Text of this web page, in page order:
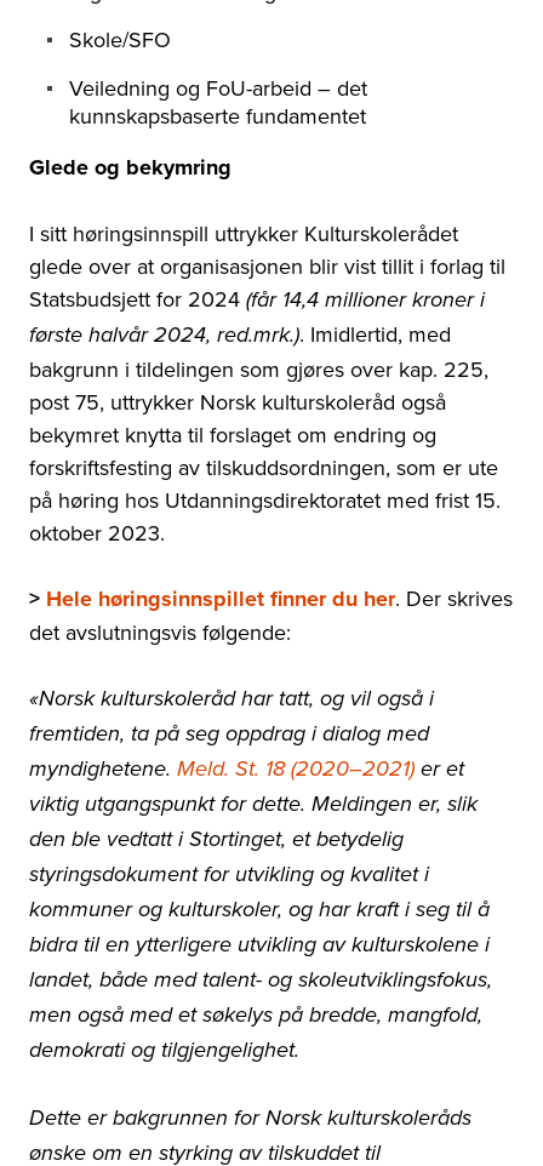
Skole/SFO
Veiledning og FoU-arbeid – det
kunnskapsbaserte fundamentet
Glede og bekymring
I sitt høringsinnspill uttrykker Kulturskolerådet
glede over at organisasjonen blir vist tillit i forlag til
Statsbudsjett for 2024 (får 14,4 millioner kroner i
første halvår 2024, red.mrk.). Imidlertid, med
bakgrunn i tildelingen som gjøres over kap. 225,
post 75, uttrykker Norsk kulturskoleråd også
bekymret knytta til forslaget om endring og
forskriftsfesting av tilskuddsordningen, som er ute
på høring hos Utdanningsdirektoratet med frist 15.
oktober 2023.
> Hele høringsinnspillet finner du her. Der skrives
det avslutningsvis følgende:
«Norsk kulturskoleråd har tatt, og vil også i
fremtiden, ta på seg oppdrag i dialog med
myndighetene. Meld. St. 18 (2020–2021) er et
viktig utgangspunkt for dette. Meldingen er, slik
den ble vedtatt i Stortinget, et betydelig
styringsdokument for utvikling og kvalitet i
kommuner og kulturskoler, og har kraft i seg til å
bidra til en ytterligere utvikling av kulturskolene i
landet, både med talent- og skoleutviklingsfokus,
men også med et søkelys på bredde, mangfold,
demokrati og tilgjengelighet.
Dette er bakgrunnen for Norsk kulturskoleråds
ønske om en styrking av tilskuddet til